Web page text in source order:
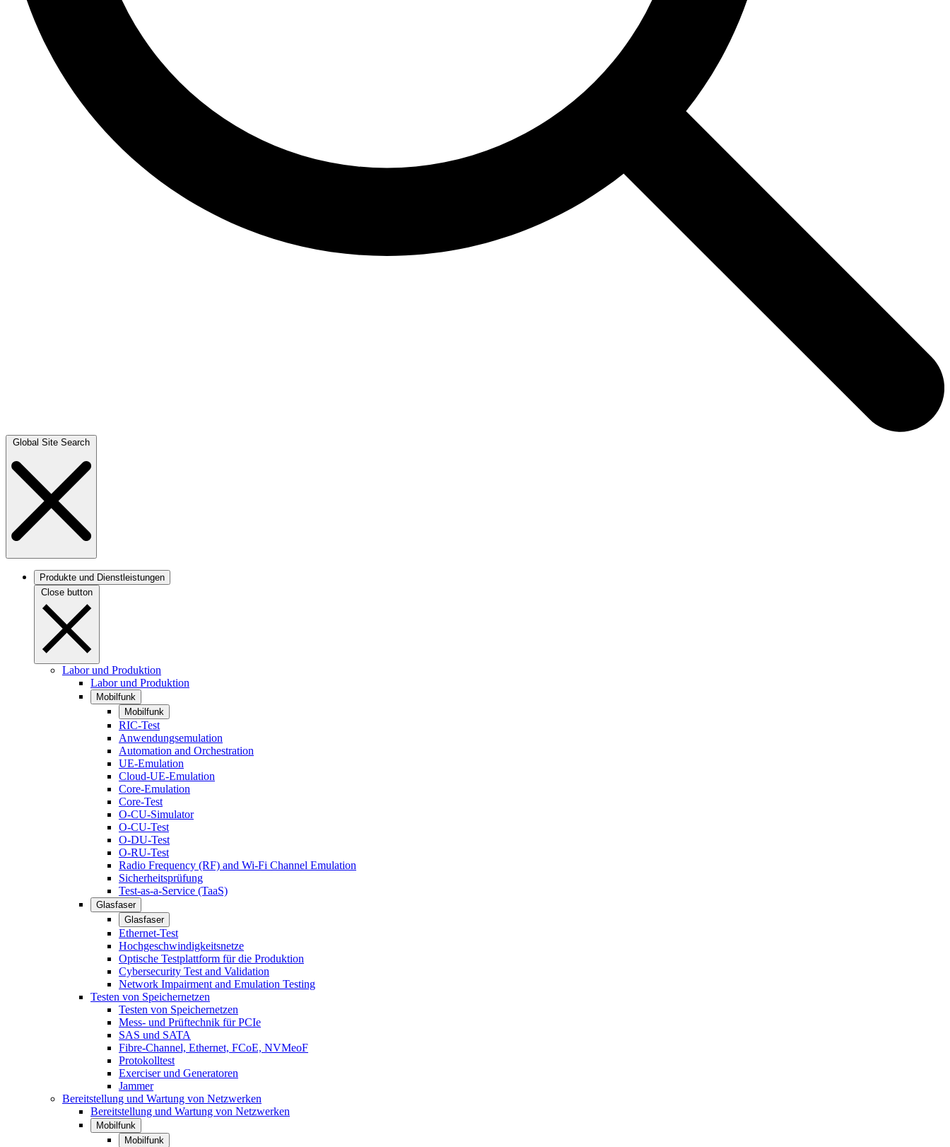
Global Site Search
Produkte und Dienstleistungen
Close button
Labor und Produktion
Labor und Produktion
Mobilfunk
Mobilfunk
RIC-Test
Anwendungsemulation
Automation and Orchestration
UE-Emulation
Cloud-UE-Emulation
Core-Emulation
Core-Test
O-CU-Simulator
O-CU-Test
O-DU-Test
O-RU-Test
Radio Frequency (RF) and Wi-Fi Channel Emulation
Sicherheitsprüfung
Test-as-a-Service (TaaS)
Glasfaser
Glasfaser
Ethernet-Test
Hochgeschwindigkeitsnetze
Optische Testplattform für die Produktion
Cybersecurity Test and Validation
Network Impairment and Emulation Testing
Testen von Speichernetzen
Testen von Speichernetzen
Mess- und Prüftechnik für PCIe
SAS und SATA
Fibre-Channel, Ethernet, FCoE, NVMeoF
Protokolltest
Exerciser und Generatoren
Jammer
Bereitstellung und Wartung von Netzwerken
Bereitstellung und Wartung von Netzwerken
Mobilfunk
Mobilfunk